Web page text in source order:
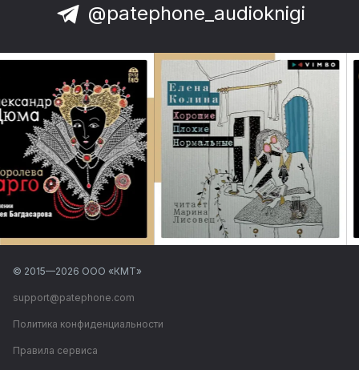
@patephone_audioknigi
© 2015—2026 ООО «КМТ»
support@patephone.com
Политика конфиденциальности
Правила сервиса